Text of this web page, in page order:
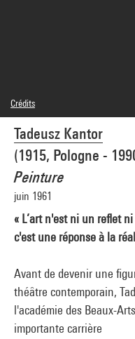
Tadeusz Kantor
(1915, Pologne -
Peinture
juin 1961
« L’art n'est ni un reflet
c'est une réponse à la
Avant de devenir une
théâtre contemporain,
l'académie des Beaux-
importante carrière
Crédits
© droits réservés
Crédit photographique : Centre
GrandPalaisRmn
Réf. image : 4N94154
Diffusion image :